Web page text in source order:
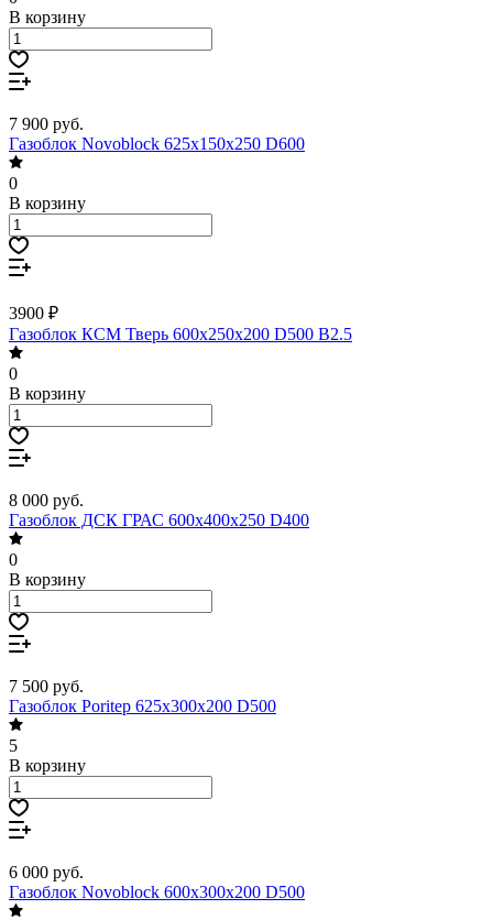
В корзину
7 900 руб.
Газоблок Novoblock 625х150х250 D600
0
В корзину
3900 ₽
Газоблок КСМ Тверь 600х250х200 D500 B2.5
0
В корзину
8 000 руб.
Газоблок ДСК ГРАС 600х400х250 D400
0
В корзину
7 500 руб.
Газоблок Poritep 625х300х200 D500
5
В корзину
6 000 руб.
Газоблок Novoblock 600х300х200 D500